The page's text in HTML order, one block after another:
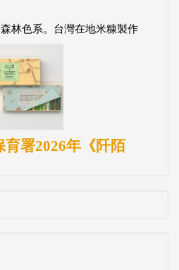
林色系。台灣在地米糠製作
署2026年《阡陌